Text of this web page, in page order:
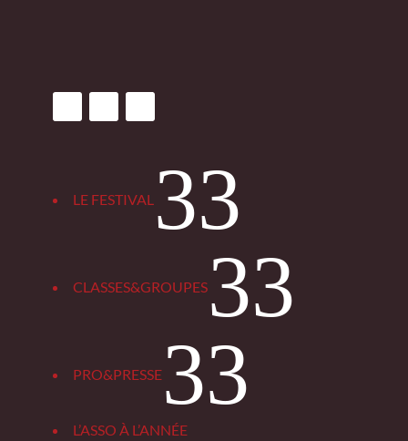
LE FESTIVAL 3
CLASSES&GROUPES 3
PRO&PRESSE 3
L’ASSO À L’ANNÉE